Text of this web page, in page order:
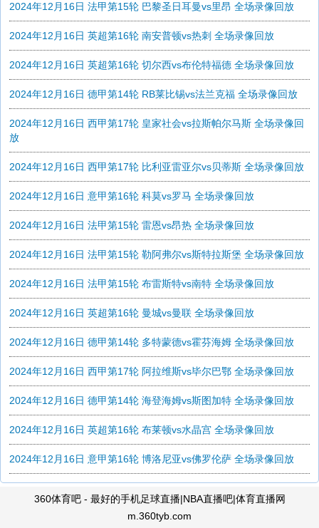
2024年12月16日 法甲第15轮 巴黎圣日耳曼vs里昂 全场录像回放
2024年12月16日 英超第16轮 南安普顿vs热刺 全场录像回放
2024年12月16日 英超第16轮 切尔西vs布伦特福德 全场录像回放
2024年12月16日 德甲第14轮 RB莱比锡vs法兰克福 全场录像回放
2024年12月16日 西甲第17轮 皇家社会vs拉斯帕尔马斯 全场录像回
放
2024年12月16日 西甲第17轮 比利亚雷亚尔vs贝蒂斯 全场录像回放
2024年12月16日 意甲第16轮 科莫vs罗马 全场录像回放
2024年12月16日 法甲第15轮 雷恩vs昂热 全场录像回放
2024年12月16日 法甲第15轮 勒阿弗尔vs斯特拉斯堡 全场录像回放
2024年12月16日 法甲第15轮 布雷斯特vs南特 全场录像回放
2024年12月16日 英超第16轮 曼城vs曼联 全场录像回放
2024年12月16日 德甲第14轮 多特蒙德vs霍芬海姆 全场录像回放
2024年12月16日 西甲第17轮 阿拉维斯vs毕尔巴鄂 全场录像回放
2024年12月16日 德甲第14轮 海登海姆vs斯图加特 全场录像回放
2024年12月16日 英超第16轮 布莱顿vs水晶宫 全场录像回放
2024年12月16日 意甲第16轮 博洛尼亚vs佛罗伦萨 全场录像回放
360体育吧 - 最好的手机足球直播|NBA直播吧|体育直播网
m.360tyb.com